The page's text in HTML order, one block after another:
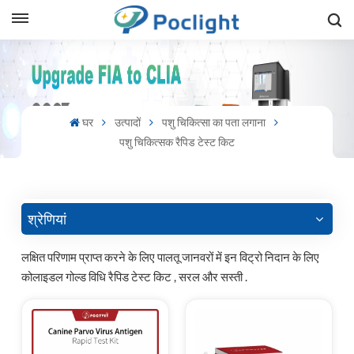
घर उत्पादों
पशु चिकित्सा का पता लगाना
पशु चिकित्सक रैपिड टेस्ट किट
श्रेणियां
लक्षित परिणाम प्राप्त करने के लिए पालतू जानवरों में इन विट्रो निदान के लिए
कोलाइडल गोल्ड विधि रैपिड टेस्ट किट , सरल और सस्ती .